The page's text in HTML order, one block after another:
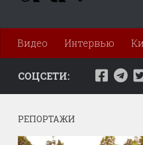
Видео Интервью
СОЦСЕТИ:
РЕПОРТАЖИ